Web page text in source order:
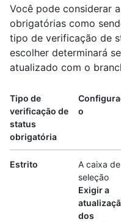
Você pode considerar
obrigatórias como
tipo de verificação de
escolher determinará
atualizado com o
Tipo de
verificação de
status
obrigatória
o
Estrito
A caixa de
seleção
Exigir a
dos